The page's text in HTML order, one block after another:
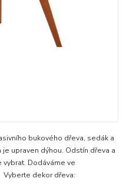
bukového dřeva, sedák a
upraven dýhou. Odstín dřeva a
Dodáváme ve
kg. Vyberte dekor dřeva: